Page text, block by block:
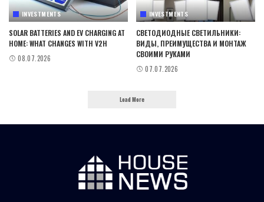
INVESTMENTS
SOLAR BATTERIES AND EV CHARGING AT
HOME: WHAT CHANGES WITH V2H
08.07.2026
INVESTMENTS
СВЕТОДИОДНЫЕ СВЕТИЛЬНИКИ:
ВИДЫ, ПРЕИМУЩЕСТВА И МОНТАЖ
СВОИМИ РУКАМИ
07.07.2026
Load More